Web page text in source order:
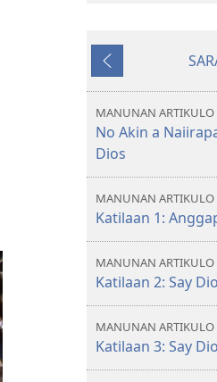
Ompawil
MANUNAN ARTIKULO
No Akin a
Dios
MANUNAN ARTIKULO
Katilaan 1:
MANUNAN ARTIKULO
Katilaan 2: Say
MANUNAN ARTIKULO
Katilaan 3: Say